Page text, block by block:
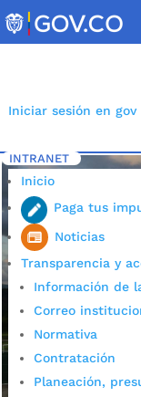
to
content
Iniciar sesión en gov
INTRANET
Inicio
Paga tus
Noticias
Transparencia y
Información de
Correo
Normativa
Contratación
Planeación,
Inicio 5 Etiqueta: